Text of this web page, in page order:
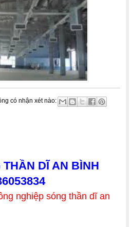
có nhận xét nào:
DĨ AN BÌNH
nghiệp sóng thần dĩ an